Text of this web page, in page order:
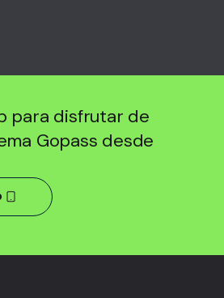
para disfrutar de
Gopass desde